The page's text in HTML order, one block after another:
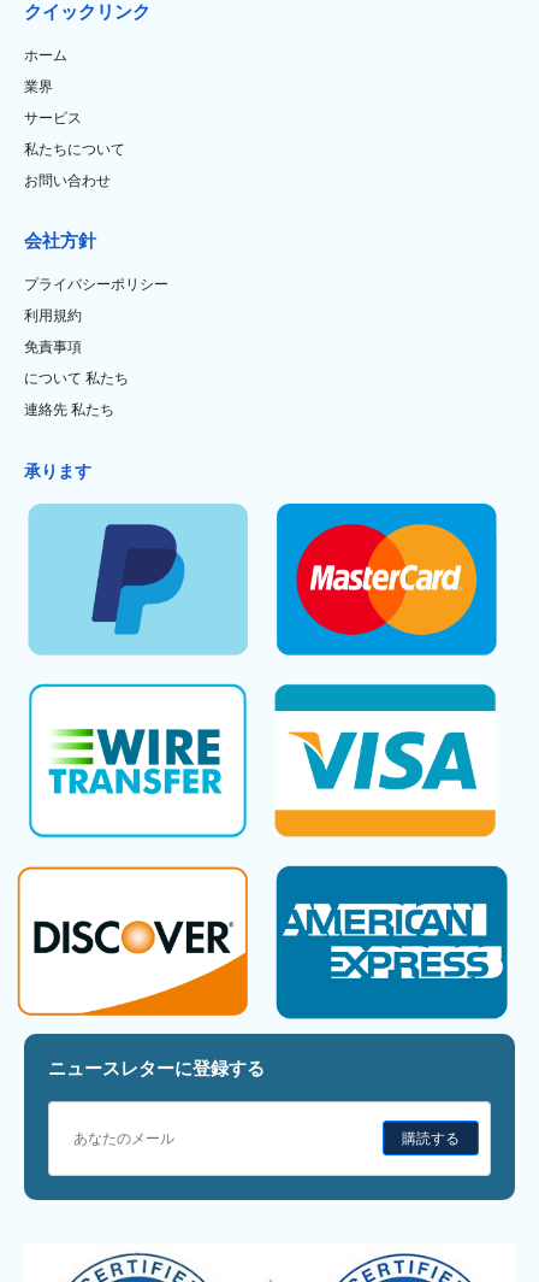
クイックリンク
ホーム
業界
サービス
私たちについて
お問い合わせ
会社方針
プライバシーポリシー
利用規約
免責事項
について 私たち
連絡先 私たち
承ります
ニュースレターに登録する
購読する